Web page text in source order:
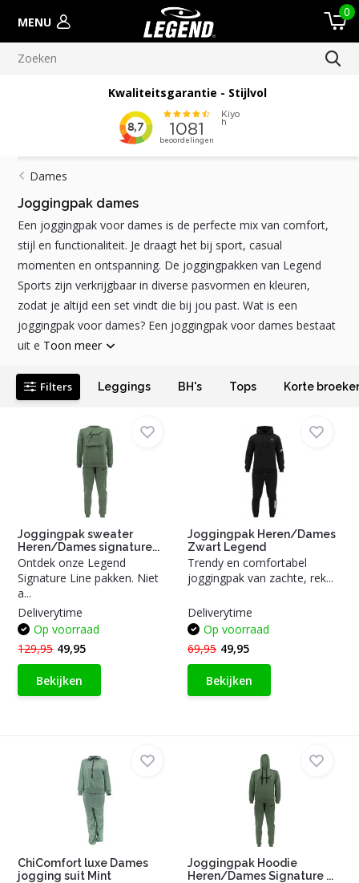
MENU
0
Meer dan 100.000 verscheepte orders
Dames
Joggingpak dames
Een joggingpak voor dames is de perfecte mix van comfort,
stijl en functionaliteit. Je draagt het bij sport, casual
momenten en ontspanning. De joggingpakken van Legend
Sports zijn verkrijgbaar in diverse pasvormen en kleuren,
zodat je altijd een set vindt die bij jou past. Wat is een
joggingpak voor dames? Een joggingpak voor dames bestaat
uit e Toon meer
Filters Leggings BH's Tops Korte
Joggingpak sweater
Heren/Dames signature...
Ontdek onze Legend
Signature Line pakken. Niet
a...
Deliverytime
Op voorraad
129,95 49,95
Bekijken
Joggingpak Heren/Dames
Zwart Legend
Trendy en comfortabel
joggingpak van zachte, rek...
Deliverytime
Op voorraad
69,95 49,95
Bekijken
ChiComfort luxe Dames
jogging suit Mint
Joggingpak Hoodie
Heren/Dames Signature ...